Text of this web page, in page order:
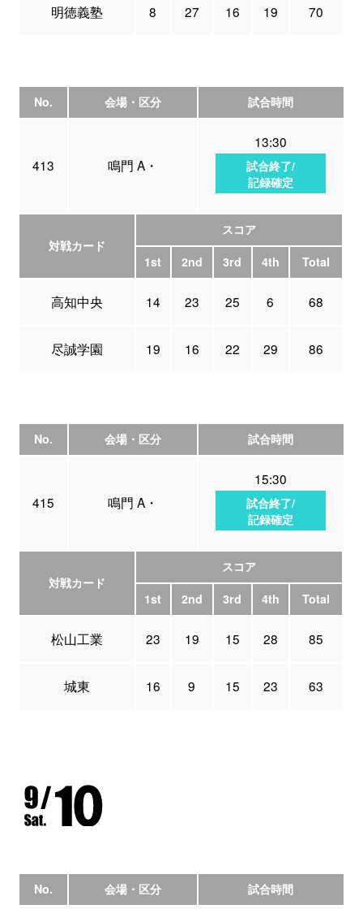
明徳義塾 8 27 16 19 70
No. 会場・区分 試合時間
413 鳴門 A・
13:30
試合終了/
記録確定
対戦カード
スコア
1st
2nd 3rd 4th Total
高知中央 14 23 25 6 68
尽誠学園 19 16 22 29 86
No. 会場・区分 試合時間
415 鳴門 A・
15:30
試合終了/
記録確定
対戦カード
スコア
1st
2nd 3rd 4th Total
松山工業 23 19 15 28 85
城東 16 9 15 23 63
No. 会場・区分 試合時間